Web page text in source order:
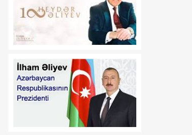
Azərbaycan
Respublikasının 2026-cı il
nömrəli Qanununun tətbiqi
Azərbaycan Respublikası
Prezidentinin bəzi
fərmanlarında və
Sərəncamında dəyişiklik
edilməsi barədə
Azərbaycan Respublikası
00:53